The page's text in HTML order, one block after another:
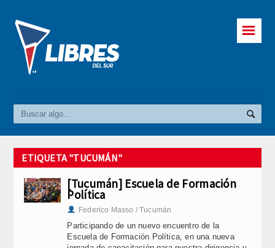
☰
ETIQUETA "TUCUMÁN"
[Tucumán] Escuela de Formación
Política
Federico Masso / Tucumán
Participando de un nuevo encuentro de la
Escuela de Formación Política, en una nueva